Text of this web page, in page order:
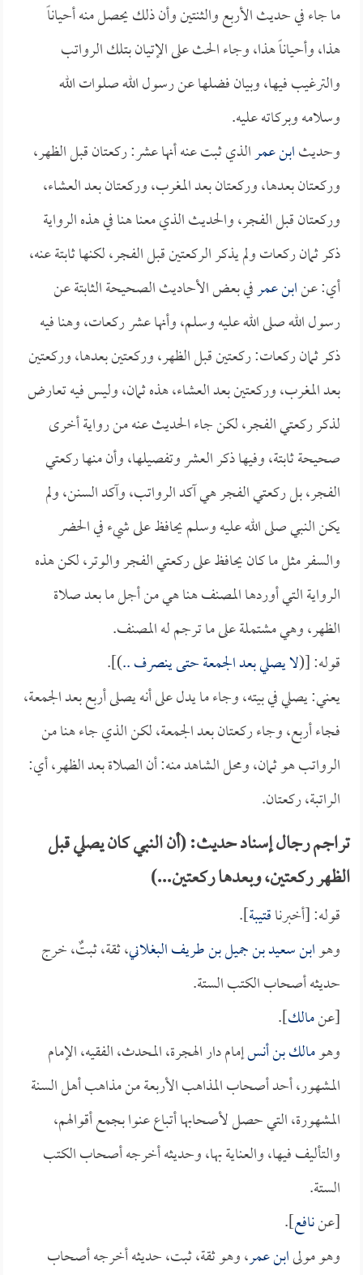
ما جاء في حديث الأربع والثنتين وأن ذلك يحصل منه أحياناً
هذا، وأحياناً هذا، وجاء الحث على الإتيان بتلك الرواتب
والترغيب فيها، وبيان فضلها عن رسول الله صلوات الله
وسلامه وبركاته عليه.
وحديثابن عمرالذي ثبت عنه أنها عشر: ركعتان قبل الظهر،
وركعتان بعدها، وركعتان بعد المغرب، وركعتان بعد العشاء،
وركعتان قبل الفجر، والحديث الذي معنا هنا في هذه الرواية
ذكر ثمان ركعات ولم يذكر الركعتين قبل الفجر، لكنها ثابتة عنه،
أي: عنابن عمرفي بعض الأحاديث الصحيحة الثابتة عن
رسول الله صلى الله عليه وسلم، وأنها عشر ركعات، وهنا فيه
ذكر ثمان ركعات: ركعتين قبل الظهر، وركعتين بعدها، وركعتين
بعد المغرب، وركعتين بعد العشاء، هذه ثمان، وليس فيه تعارض
لذكر ركعتي الفجر، لكن جاء الحديث عنه من رواية أخرى
صحيحة ثابتة، وفيها ذكر العشر وتفصيلها، وأن منها ركعتي
الفجر، بل ركعتي الفجر هي آكد الرواتب، وآكد السنن، ولم
يكن النبي صلى الله عليه وسلم يحافظ على شيء في الحضر
والسفر مثل ما كان يحافظ على ركعتي الفجر والوتر، لكن هذه
الرواية التي أوردها المصنف هنا هي من أجل ما بعد صلاة
الظهر، وهي مشتملة على ما ترجم له المصنف.
قوله: [(لا يصلي بعد الجمعة حتى ينصرف ..)].
يعني: يصلي في بيته، وجاء ما يدل على أنه يصلى أربع بعد الجمعة،
فجاء أربع، وجاء ركعتان بعد الجمعة، لكن الذي جاء هنا من
الرواتب هو ثمان، ومحل الشاهد منه: أن الصلاة بعد الظهر، أي:
الراتبة، ركعتان.
تراجم رجال إسناد حديث: (أن النبي كان يصلي قبل
الظهر ركعتين، وبعدها ركعتين...)
قوله: [أخبرناقتيبة].
وهوابن سعيد بن جميل بن طريف البغلاني، ثقة، ثبتٌ، خرج
حديثه أصحاب الكتب الستة.
[عنمالك].
وهومالك بن أنسإمام دار الهجرة، المحدث، الفقيه، الإمام
المشهور، أحد أصحاب المذاهب الأربعة من مذاهب أهل السنة
المشهورة، التي حصل لأصحابها أتباع عنوا بجمع أقوالهم،
والتأليف فيها، والعناية بها، وحديثه أخرجه أصحاب الكتب
الستة.
[عننافع].
وهو مولىابن عمر، وهو ثقة، ثبت، حديثه أخرجه أصحاب